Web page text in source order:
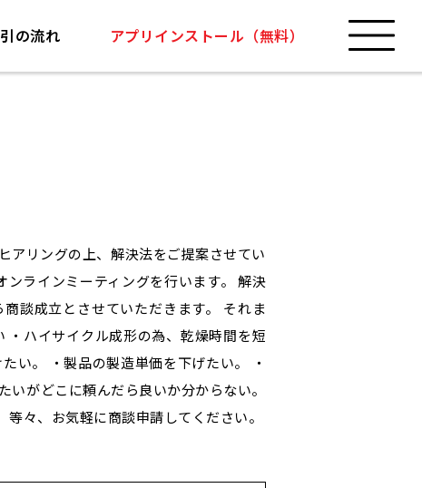
の流れ アプリインストール（無料）
アリングの上、解決法をご提案させてい
ラインミーティングを行います。 解決
談成立とさせていただきます。 それま
・ハイサイクル成形の為、乾燥時間を短
い。 ・製品の製造単価を下げたい。 ・
がどこに頼んだら良いか分からない。
々、お気軽に商談申請してください。